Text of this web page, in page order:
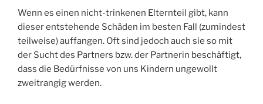
Wenn es einen nicht-trinkenen Elternteil gibt, kann
dieser entstehende Schäden im besten Fall (zumindest
teilweise) auffangen. Oft sind jedoch auch sie so mit
der Sucht des Partners bzw. der Partnerin beschäftigt,
dass die Bedürfnisse von uns Kindern ungewollt
zweitrangig werden.